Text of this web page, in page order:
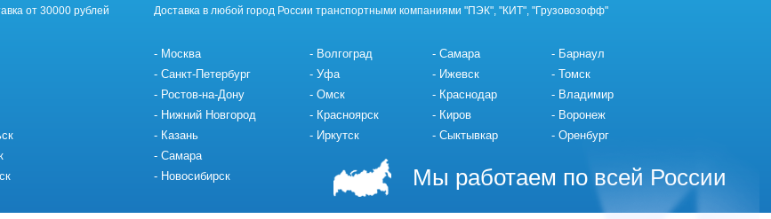
от 30000 рублей Доставка в любой город России транспортными компаниями "ПЭК", "КИТ", "Грузовозофф"
Москва
Санкт-Петербург
Ростов-на-Дону
Нижний Новгород
Казань
Самара
Новосибирск
Волгоград
Уфа
Омск
Красноярск
Иркутск
Самара
Ижевск
Краснодар
Киров
Сыктывкар
Барнаул
Томск
Владимир
Воронеж
Оренбург
Мы работаем по всей России